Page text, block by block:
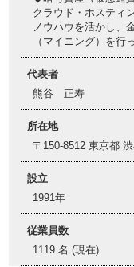
クラウド・ホスティ
ノウハウを活かし、
（マイニング）を行
代表者
熊谷 正寿
所在地
〒150-8512 東京都
設立
1991年
従業員数
1119 名 (現在)